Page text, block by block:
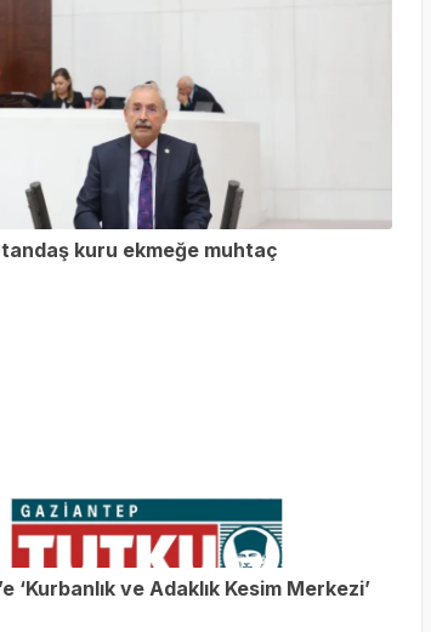
kuru ekmeğe muhtaç
‘Kurbanlık ve Adaklık Kesim Merkezi’